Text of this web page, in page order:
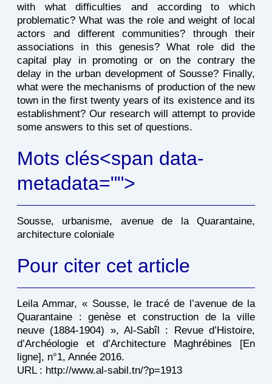
with what difficulties and according to which
problematic? What was the role and weight of local
actors and different communities? through their
associations in this genesis? What role did the
capital play in promoting or on the contrary the
delay in the urban development of Sousse? Finally,
what were the mechanisms of production of the new
town in the first twenty years of its existence and its
establishment? Our research will attempt to provide
some answers to this set of questions.
Mots clés<span data-
metadata="">
Sousse, urbanisme, avenue de la Quarantaine,
architecture coloniale
Pour citer cet article
Leila Ammar, « Sousse, le tracé de l’avenue de la
Quarantaine : genèse et construction de la ville
neuve (1884-1904) », Al-Sabîl : Revue d’Histoire,
d’Archéologie et d’Architecture Maghrébines [En
ligne], n°1, Année 2016.
URL : http://www.al-sabil.tn/?p=1913